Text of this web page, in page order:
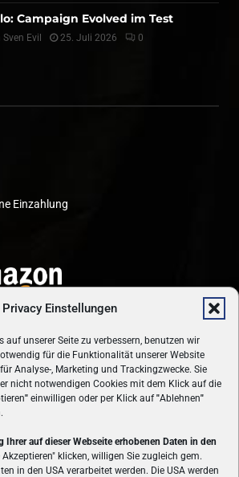
Privacy Einstellungen
auf unserer Seite zu verbessern, benutzen wir
für die Funktionalität unserer Website
Analyse-, Marketing und Trackingzwecke. Sie
nicht notwendigen Cookies mit dem Klick auf die
" einwilligen oder per Klick auf"Ablehnen"
Ihrer auf dieser Webseite erhobenen Daten in den
Akzeptieren" klicken, willigen Sie zugleich gem.
in den USA verarbeitet werden. Die USA werden
Campaign Evolved im Test
Sven Evil 25. Juli 2026 0
Einzahlung
ÜBER UNS